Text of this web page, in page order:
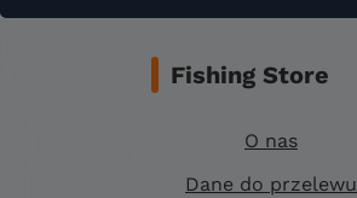
Fishing Store
O nas
Dane do przelewu